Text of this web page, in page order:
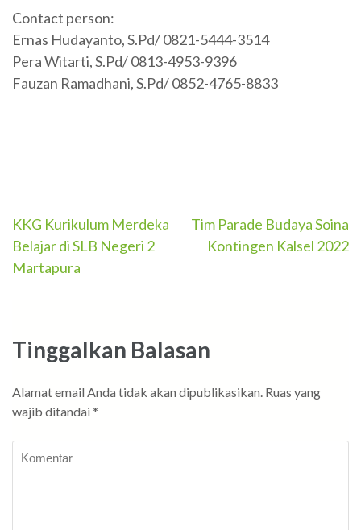
Contact person:
Ernas Hudayanto, S.Pd/ 0821-5444-3514
Pera Witarti, S.Pd/ 0813-4953-9396
Fauzan Ramadhani, S.Pd/ 0852-4765-8833
Navigasi
pos
KKG Kurikulum Merdeka
Belajar di SLB Negeri 2
Martapura
Tim Parade Budaya Soina
Kontingen Kalsel 2022
Tinggalkan Balasan
Alamat email Anda tidak akan dipublikasikan. Ruas yang
wajib ditandai *